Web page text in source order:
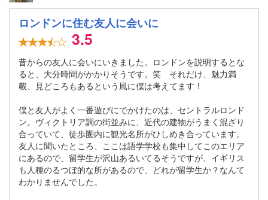
ロンドンに住む友人に会いに
3.5
昔からの友人に会いにいきました。ロンドンを説明するとな
ると、大分時間がかかりそうです。笑 それだけ、魅力満
載、見どころもあるという風に僕は考えてます！
僕と友人がよく一番遊びにでかけたのは、セントラルロンド
ン。ヴィクトリア調の街並みに、近代の建物がうまく混ざり
合っていて、徒歩圏内に観光名所がひしめき合っています。
友人に聞いたところ、ここは語学学校も集中してこのエリア
にあるので、留学生が沢山あるいてるそうですが、イギリス
も人種のるつぼ的な所があるので、どれが留学生か？なんて
わかりませんでした。